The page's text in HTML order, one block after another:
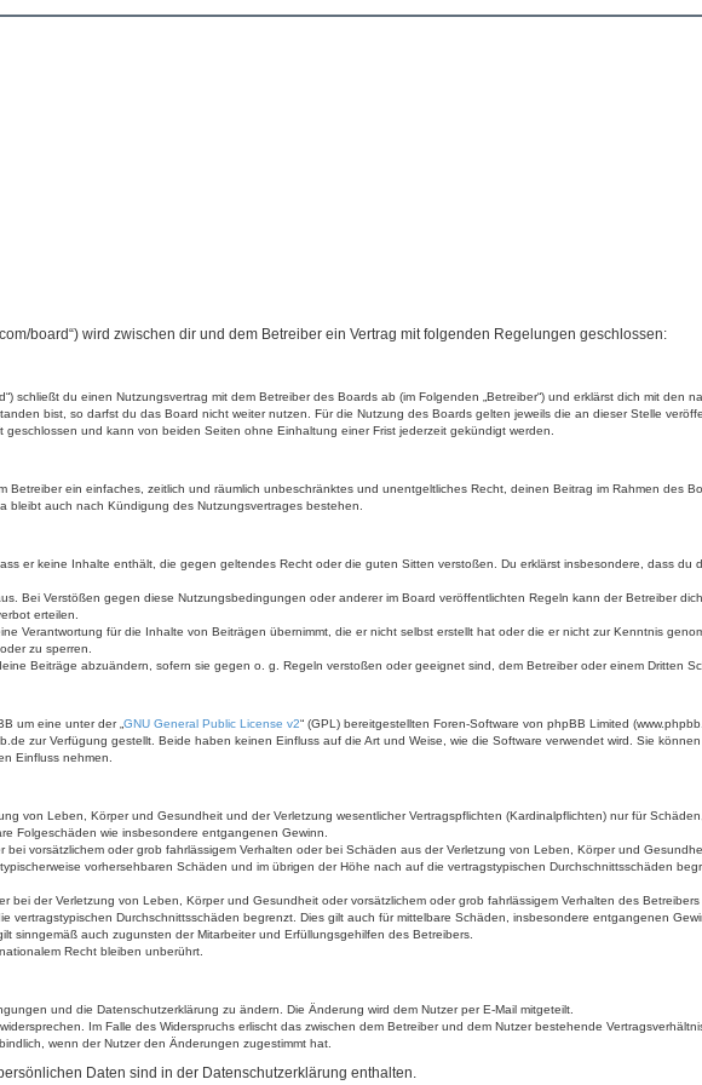
board“) wird zwischen dir und dem Betreiber ein Vertrag mit folgenden Regelungen geschlossen:
schließt du einen Nutzungsvertrag mit dem Betreiber des Boards ab (im Folgenden „Betreiber“) und erklärst dich mit den
bist, so darfst du das Board nicht weiter nutzen. Für die Nutzung des Boards gelten jeweils die an dieser Stelle
geschlossen und kann von beiden Seiten ohne Einhaltung einer Frist jederzeit gekündigt werden.
Betreiber ein einfaches, zeitlich und räumlich unbeschränktes und unentgeltliches Recht, deinen Beitrag im Rahmen des
bleibt auch nach Kündigung des Nutzungsvertrages bestehen.
er keine Inhalte enthält, die gegen geltendes Recht oder die guten Sitten verstoßen. Du erklärst insbesondere, dass
Bei Verstößen gegen diese Nutzungsbedingungen oder anderer im Board veröffentlichten Regeln kann der Betreiber
erteilen.
Verantwortung für die Inhalte von Beiträgen übernimmt, die er nicht selbst erstellt hat oder die er nicht zur Kenntnis
zu sperren.
Beiträge abzuändern, sofern sie gegen o. g. Regeln verstoßen oder geeignet sind, dem Betreiber oder einem Dritten
um eine unter der „ GNU General Public License v2“ (GPL) bereitgestellten Foren-Software von phpBB Limited
zur Verfügung gestellt. Beide haben keinen Einfluss auf die Art und Weise, wie die Software verwendet wird. Sie
Einfluss nehmen.
von Leben, Körper und Gesundheit und der Verletzung wesentlicher Vertragspflichten (Kardinalpflichten) nur für
Folgeschäden wie insbesondere entgangenen Gewinn.
vorsätzlichem oder grob fahrlässigem Verhalten oder bei Schäden aus der Verletzung von Leben, Körper und
vorhersehbaren Schäden und im übrigen der Höhe nach auf die vertragstypischen Durchschnittsschäden
bei der Verletzung von Leben, Körper und Gesundheit oder vorsätzlichem oder grob fahrlässigem Verhalten des
vertragstypischen Durchschnittsschäden begrenzt. Dies gilt auch für mittelbare Schäden, insbesondere entgangenen
sinngemäß auch zugunsten der Mitarbeiter und Erfüllungsgehilfen des Betreibers.
Recht bleiben unberührt.
und die Datenschutzerklärung zu ändern. Die Änderung wird dem Nutzer per E-Mail mitgeteilt.
Im Falle des Widerspruchs erlischt das zwischen dem Betreiber und dem Nutzer bestehende
wenn der Nutzer den Änderungen zugestimmt hat.
Daten sind in der Datenschutzerklärung enthalten.